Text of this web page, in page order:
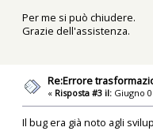
Per me si può chiudere.
Grazie dell'assistenza.
Re:Errore
« Risposta #3 il: Giugno
Il bug era già noto agli